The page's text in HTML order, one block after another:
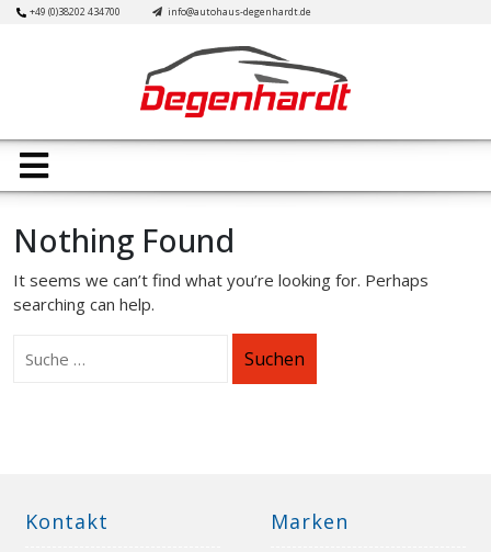
Skip+49 (0)38202 434700 info@autohaus-degenhardt.de
Open
Nothing Found
It seems we can’t find what you’re looking for. Perhaps
searching can help.
Suchen
Kontakt Marken